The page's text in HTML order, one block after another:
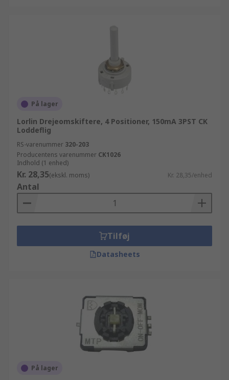
På lager
Lorlin Drejeomskiftere, 4 Positioner, 150mA 3PST CK
Loddeflig
RS-varenummer 320-203
Producentens varenummer CK1026
Indhold (1 enhed)
Kr. 28,35(ekskl. moms) Kr. 28,35/enhed
Antal
Tilføj
Datasheets
På lager